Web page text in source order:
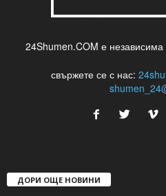
24Shumen.COM е
свържете се с нас:
ДОРИ ОЩЕ НОВИНИ